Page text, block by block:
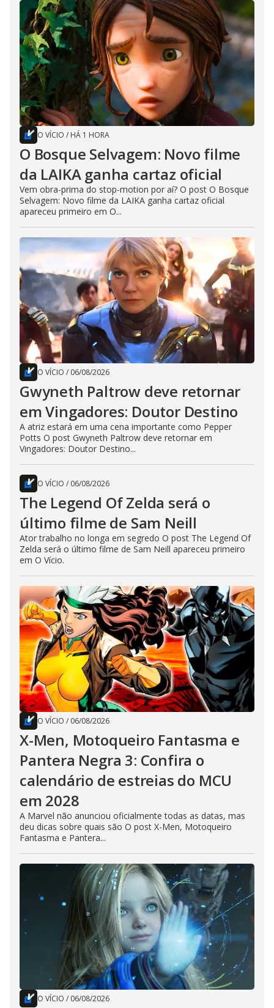
O VÍCIO / HÁ 1 HORA
O Bosque Selvagem: Novo filme
da LAIKA ganha cartaz oficial
Vem obra-prima do stop-motion por aí? O post O Bosque
Selvagem: Novo filme da LAIKA ganha cartaz oficial
apareceu primeiro em O...
O VÍCIO / 06/08/2026
Gwyneth Paltrow deve retornar
em Vingadores: Doutor Destino
A atriz estará em uma cena importante como Pepper
Potts O post Gwyneth Paltrow deve retornar em
Vingadores: Doutor Destino...
O VÍCIO / 06/08/2026
The Legend Of Zelda será o
último filme de Sam Neill
Ator trabalho no longa em segredo O post The Legend Of
Zelda será o último filme de Sam Neill apareceu primeiro
em O Vício.
O VÍCIO / 06/08/2026
X-Men, Motoqueiro Fantasma e
Pantera Negra 3: Confira o
calendário de estreias do MCU
em 2028
A Marvel não anunciou oficialmente todas as datas, mas
deu dicas sobre quais são O post X-Men, Motoqueiro
Fantasma e Pantera...
O VÍCIO / 06/08/2026